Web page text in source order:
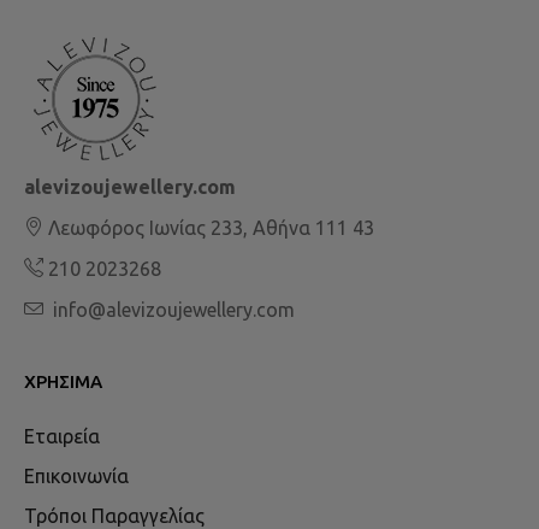
alevizoujewellery.com
Λεωφόρος Ιωνίας 233, Αθήνα 111 43
210 2023268
info@alevizoujewellery.com
ΧΡΉΣΙΜΑ
Εταιρεία
Επικοινωνία
Τρόποι Παραγγελίας